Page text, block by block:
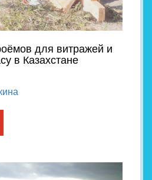
для витражей и
в Казахстане